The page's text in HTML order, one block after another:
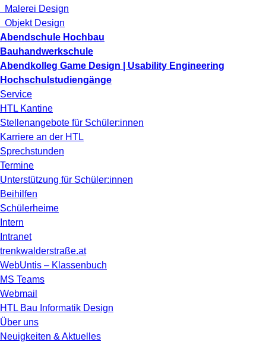
Malerei Design
Objekt Design
Abendschule Hochbau
Bauhandwerkschule
Abendkolleg Game Design | Usability Engineering
Hochschulstudiengänge
Service
HTL Kantine
Stellenangebote für Schüler:innen
Karriere an der HTL
Sprechstunden
Termine
Unterstützung für Schüler:innen
Beihilfen
Schülerheime
Intern
Intranet
trenkwalderstraße.at
WebUntis – Klassenbuch
MS Teams
Webmail
HTL Bau Informatik Design
Über uns
Neuigkeiten & Aktuelles